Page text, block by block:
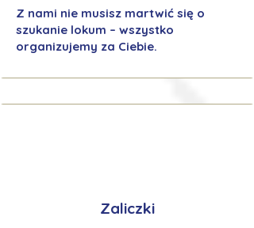
Z nami nie musisz martwić się o
szukanie lokum – wszystko
organizujemy za Ciebie.
Zaliczki